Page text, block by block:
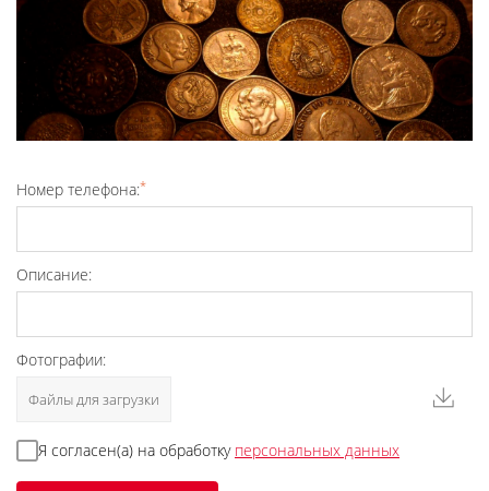
Номер телефона:*
Описание:
Фотографии:
Файлы для загрузки
Я согласен(а) на обработку персональных данных